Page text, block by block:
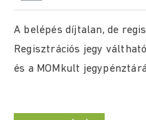
A belépés díjtalan, de
Regisztrációs jegy
és a MOMkult